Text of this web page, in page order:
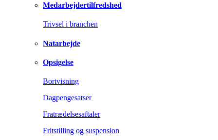
Medarbejdertilfredshed
Trivsel i branchen
Natarbejde
Opsigelse
Bortvisning
Dagpengesatser
Fratrædelsesaftaler
Fritstilling og suspension